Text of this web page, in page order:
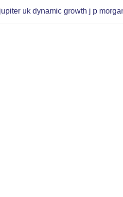
uk dynamic growth j p